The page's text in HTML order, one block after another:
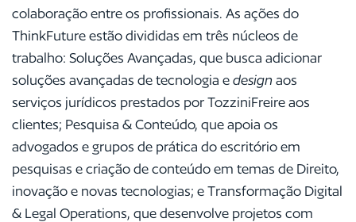
colaboração entre os profissionais. As ações do
ThinkFuture estão divididas em três núcleos de
trabalho: Soluções Avançadas, que busca adicionar
soluções avançadas de tecnologia edesign aos
serviços jurídicos prestados por TozziniFreire aos
clientes; Pesquisa & Conteúdo, que apoia os
advogados e grupos de prática do escritório em
pesquisas e criação de conteúdo em temas de Direito,
inovação e novas tecnologias; e Transformação Digital
& Legal Operations, que desenvolve projetos com